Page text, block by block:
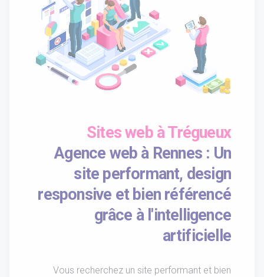
Sites web à Trégueux
Agence web à Rennes : Un
site performant, design
responsive et bien référencé
grâce à l'intelligence
artificielle
Vous recherchez un site performant et bien